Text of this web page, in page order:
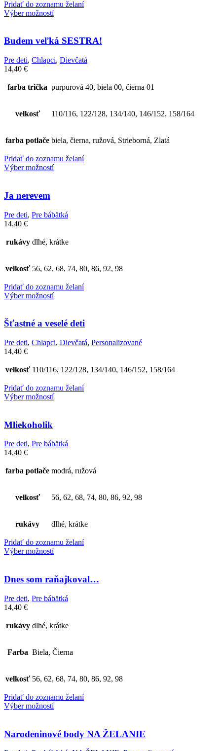
Pridať do zoznamu želaní
Výber možností
Budem veľká SESTRA!
Pre deti, Chlapci, Dievčatá
14,40 €
farba trička purpurová 40, biela 00, čierna 01
velkosť 110/116, 122/128, 134/140, 146/152, 158/164
farba potlače biela, čierna, ružová, Strieborná, Zlatá
Pridať do zoznamu želaní
Výber možností
Ja nerevem
Pre deti, Pre bábätká
14,40 €
rukávy dlhé, krátke
velkosť 56, 62, 68, 74, 80, 86, 92, 98
Pridať do zoznamu želaní
Výber možností
Šťastné a veselé deti
Pre deti, Chlapci, Dievčatá, Personalizované
14,40 €
velkosť 110/116, 122/128, 134/140, 146/152, 158/164
Pridať do zoznamu želaní
Výber možností
Mliekoholik
Pre deti, Pre bábätká
14,40 €
farba potlače modrá, ružová
velkosť 56, 62, 68, 74, 80, 86, 92, 98
rukávy dlhé, krátke
Pridať do zoznamu želaní
Výber možností
Dnes som raňajkoval…
Pre deti, Pre bábätká
14,40 €
rukávy dlhé, krátke
Farba Biela, Čierna
velkosť 56, 62, 68, 74, 80, 86, 92, 98
Pridať do zoznamu želaní
Výber možností
Narodeninové body NA ŽELANIE